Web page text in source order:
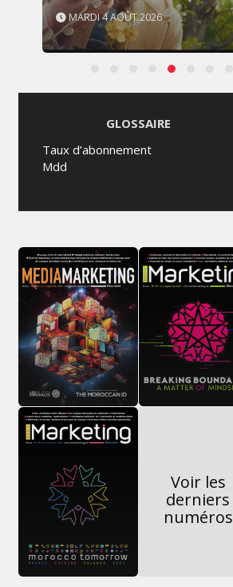
MARDI 4 AOÛT 2026
GLOSSAIRE
Taux d’abonnement
Mdd
Voir les
derniers
numéros